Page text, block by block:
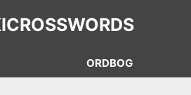
ORDBOG